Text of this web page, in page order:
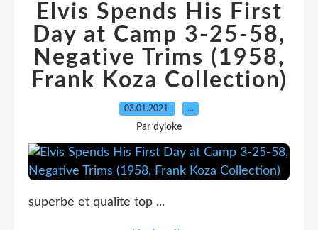
Elvis Spends His First
Day at Camp 3-25-58,
Negative Trims (1958,
Frank Koza Collection)
03.01.2021 …
Par dyloke
superbe et qualite top ...